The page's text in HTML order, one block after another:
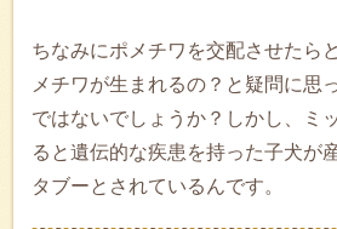
ちなみにポメチワを交配させたら
メチワが生まれるの？と疑問に思
ではないでしょうか？しかし、ミ
ると遺伝的な疾患を持った子犬が
タブーとされているんです。